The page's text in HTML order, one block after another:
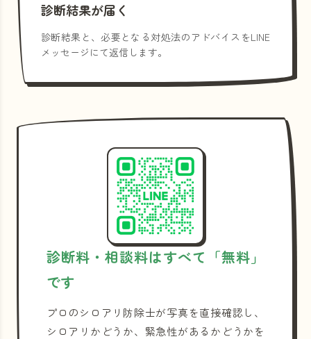
診断結果が届く
診断結果と、必要となる対処法のアドバイスをLINE
メッセージにて返信します。
診断料・相談料はすべて「無料」
です
プロのシロアリ防除士が写真を直接確認し、
シロアリかどうか、緊急性があるかどうかを